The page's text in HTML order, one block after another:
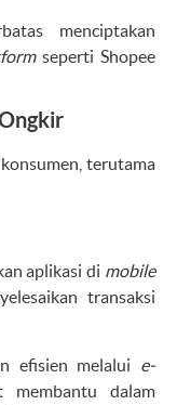
menciptakan
seperti Shopee
terutama
aplikasi di mobile
transaksi
efisien melalui e-
membantu dalam